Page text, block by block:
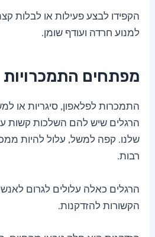
הקפידו לבצע פעילות או לבלות
למנוע חרדה ועודף שומן.
מפתחים התמכרויות
התמכרות לפלאפון, סיגריות או
הרגלים שיש להם השלכות קשות
שלנו. קפה למשל, עלול להיות
רבות.
הרגלים כאלה עלולים לגרום
הקשורות להזדקנות.